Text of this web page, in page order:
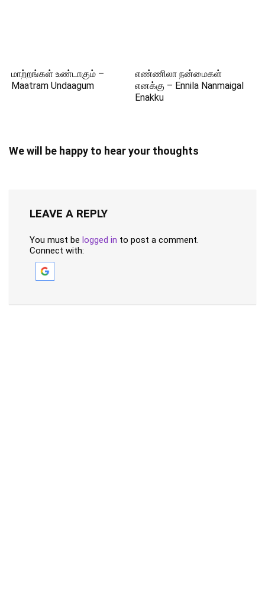
மாற்றங்கள் உண்டாகும் –
Maatram Undaagum
எண்ணிலா நன்மைகள்
எனக்கு – Ennila Nanmaigal
Enakku
We will be happy to hear your thoughts
LEAVE A REPLY
You must be logged in to post a comment.
Connect with: